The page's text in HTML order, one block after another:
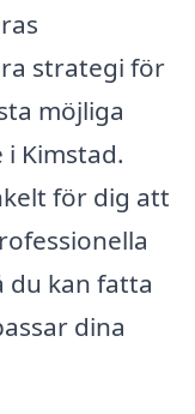
strategi för
möjliga
Kimstad.
för dig att
du kan fatta
dina